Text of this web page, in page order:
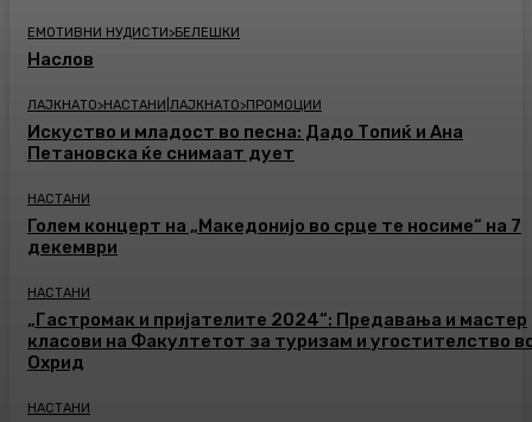
ЕМОТИВНИ НУДИСТИ>БЕЛЕШКИ
Наслов
ЛАЈКНАТО>НАСТАНИ|ЛАЈКНАТО>ПРОМОЦИИ
Искуство и младост во песна: Дадо Топиќ и Ана
Петановска ќе снимаат дует
НАСТАНИ
Голем концерт на „Македонијо во срце те носиме“ на 7
декември
НАСТАНИ
„Гастромак и пријателите 2024“: Предавања и мастер
класови на Факултетот за туризам и угостителство
Охрид
НАСТАНИ